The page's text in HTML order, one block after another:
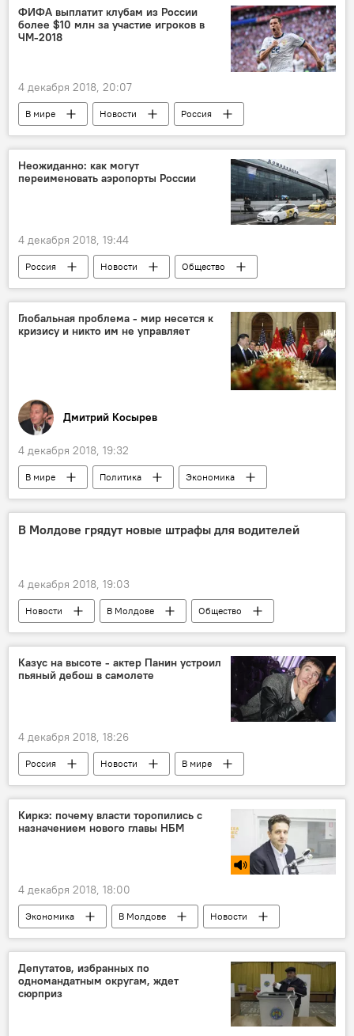
проституция торговля людьми
ФИФА выплатит клубам из России
более $10 млн за участие игроков в
ЧМ-2018
4 декабря 2018, 20:07
В мире Новости
Россия
Спорт
Неожиданно: как могут
переименовать аэропорты России
4 декабря 2018, 19:44
Россия Новости
Общество
В мире
Глобальная проблема - мир несется к
кризису и никто им не управляет
Дмитрий Косырев
4 декабря 2018, 19:32
В мире Политика
Экономика
Новости
В Молдове грядут новые штрафы для водителей
4 декабря 2018, 19:03
Новости В Молдове
Общество
водители
автомобили
штраф
Владислав Думанов
Казус на высоте - актер Панин устроил
пьяный дебош в самолете
4 декабря 2018, 18:26
Россия Новости В мире
Киркэ: почему власти торопились с
назначением нового главы НБМ
4 декабря 2018, 18:00
Экономика В Молдове
Новости
Подкасты
Экспертиза
Депутатов, избранных по
одномандатным округам, ждет
сюрприз